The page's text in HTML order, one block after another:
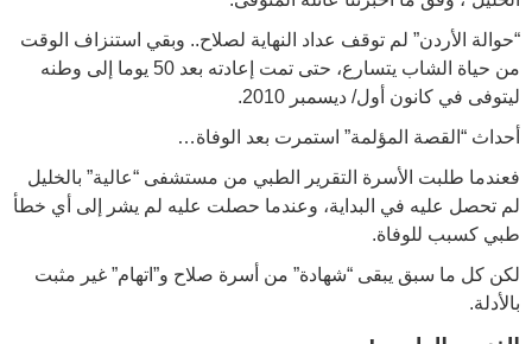
“حوالة الأردن” لم توقف عداد النهاية لصلاح.. وبقي استنزاف الوقت
من حياة الشاب يتسارع، حتى تمت إعادته بعد 50 يوما إلى وطنه
ليتوفى في كانون أول/ ديسمبر 2010.
أحداث “القصة المؤلمة” استمرت بعد الوفاة…
فعندما طلبت الأسرة التقرير الطبي من مستشفى “عالية” بالخليل
لم تحصل عليه في البداية، وعندما حصلت عليه لم يشر إلى أي خطأ
طبي كسبب للوفاة.
لكن كل ما سبق يبقى “شهادة” من أسرة صلاح و”اتهام” غير مثبت
بالأدلة.